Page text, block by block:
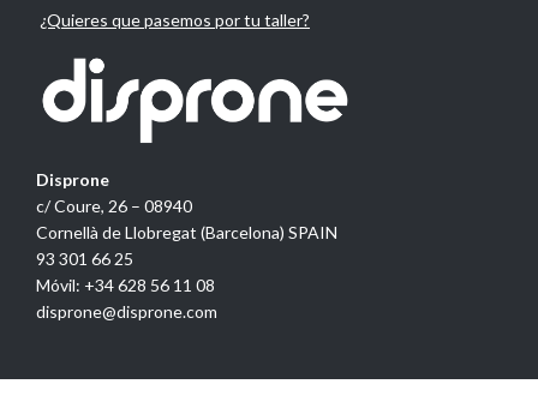
¿Quieres que pasemos por tu taller?
Disprone
c/ Coure, 26 – 08940
Cornellà de Llobregat (Barcelona) SPAIN
93 301 66 25
Móvil: +34 628 56 11 08
disprone@disprone.com